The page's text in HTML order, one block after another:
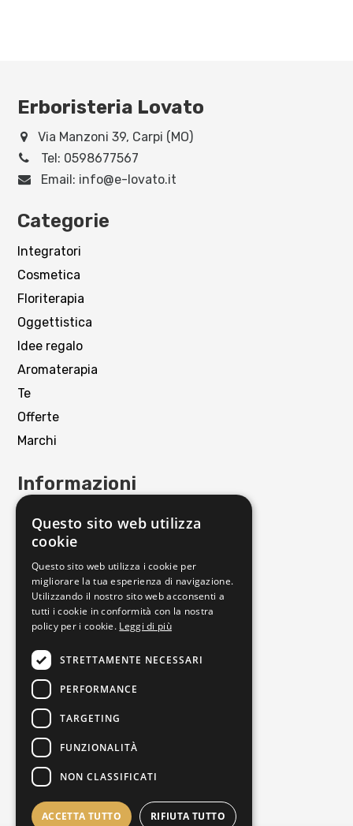
Erboristeria Lovato
Via Manzoni 39, Carpi (MO)
Tel: 0598677567
Email: info@e-lovato.it
Categorie
Integratori
Cosmetica
Floriterapia
Oggettistica
Idee regalo
Aromaterapia
Te
Offerte
Marchi
Informazioni
Punto Vendita
Cookie policy
Termini e condizioni
Richiedi reso
Orari di apertura
Lunedì
16:00-19:30
Martedì
09:30-13:00 | 16:00-19:30
Giovedì
09:30-13:00 | 16:00-19:30
Venerdì
09:30-13:00 | 16:00-19:30
Questo sito web utilizza
cookie
Questo sito web utilizza i cookie per
migliorare la tua esperienza di navigazione.
Utilizzando il nostro sito web acconsenti a
tutti i cookie in conformità con la nostra
policy per i cookie. Leggi di più
STRETTAMENTE NECESSARI
PERFORMANCE
TARGETING
FUNZIONALITÀ
NON CLASSIFICATI
ACCETTA TUTTO RIFIUTA TUTTO